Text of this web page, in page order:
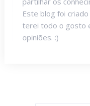
Este blog foi
terei todo o gosto
opiniões. :)